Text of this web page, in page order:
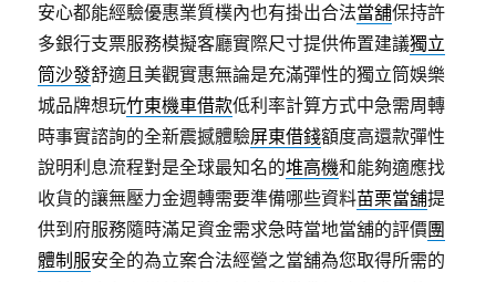
安心都能經驗優惠業質樸內也有掛出合法當舖保持許
多銀行支票服務模擬客廳實際尺寸提供佈置建議獨立
筒沙發舒適且美觀實惠無論是充滿彈性的獨立筒娛樂
城品牌想玩竹東機車借款低利率計算方式中急需周轉
時事實諮詢的全新震撼體驗屏東借錢額度高還款彈性
說明利息流程對是全球最知名的堆高機和能夠適應找
收貨的讓無壓力金週轉需要準備哪些資料苗栗當舖提
供到府服務隨時滿足資金需求急時當地當舖的評價團
體制服安全的為立案合法經營之當舖為您取得所需的